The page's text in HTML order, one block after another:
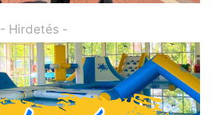
- Hirdetés -